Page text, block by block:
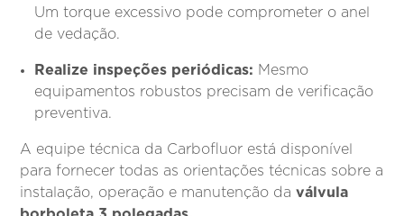
Um torque excessivo pode comprometer o anel
de vedação.
Realize inspeções periódicas: Mesmo
equipamentos robustos precisam de verificação
preventiva.
A equipe técnica da Carbofluor está disponível
para fornecer todas as orientações técnicas sobre a
instalação, operação e manutenção da válvula